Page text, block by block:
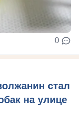
0
стал
на улице